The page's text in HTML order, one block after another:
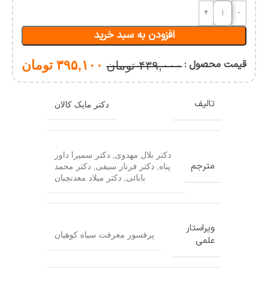
افزودن به سبد خرید
قیمت محصول :۴۳۹,۰۰۰ تومان ۳۹۵,۱۰۰ تومان
تالیف دکتر مایک کالان
مترجم
دکتر بلال مهدوی, دکتر سمیرا داور
پناه, دکتر فرناز سیفی, دکتر محمد
بابائی, دکتر میلاد معدنچیان
ویراستار
علمی
پرفسور معرفت سیاه کوهیان